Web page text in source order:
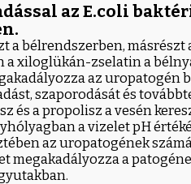
az E.coli
a bélrendszerben,
a xiloglükán-zselatin a
az uropatogén
szaporodását és
és a propolisz a vesén
a vizelet pH
az uropatogének
megakadályozza a